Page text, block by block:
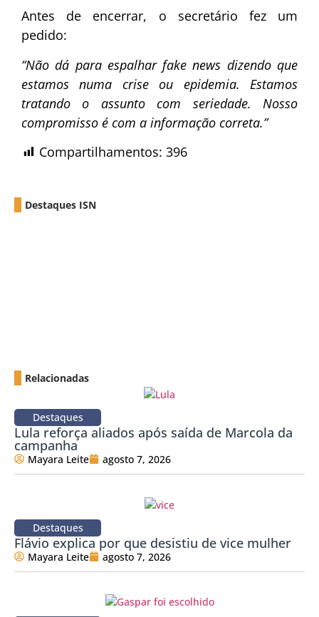
Antes de encerrar, o secretário fez um
pedido:
“Não dá para espalhar fake news dizendo que
estamos numa crise ou epidemia. Estamos
tratando o assunto com seriedade. Nosso
compromisso é com a informação correta.”
Compartilhamentos: 396
Destaques ISN
Relacionadas
Destaques
Lula reforça aliados após saída de Marcola da
campanha
Mayara Leite agosto 7, 2026
Destaques
Flávio explica por que desistiu de vice mulher
Mayara Leite agosto 7, 2026